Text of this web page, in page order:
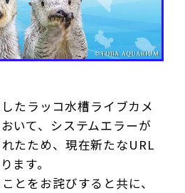
たラッコ水槽ライブカメ
いて、システムエラーが
たため、現在新たなURL
ます。
とをお詫びすると共に、